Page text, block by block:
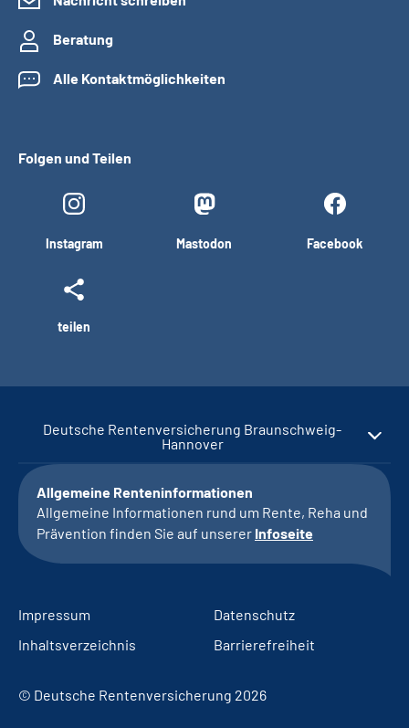
Beratung
Alle Kontaktmöglichkeiten
Folgen und Teilen
Instagram Mastodon Facebook
teilen
Deutsche Rentenversicherung Braunschweig-
Hannover
Allgemeine Renteninformationen
Allgemeine Informationen rund um Rente, Reha und
Prävention finden Sie auf unserer Infoseite
Impressum
Datenschutz
Inhaltsverzeichnis
Barrierefreiheit
© Deutsche Rentenversicherung 2026